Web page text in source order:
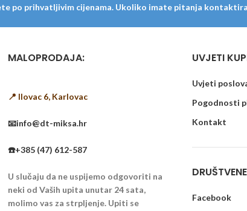
po prihvatljivim cijenama. Ukoliko imate pitanja
MALOPRODAJA:
📍 Ilovac 6, Karlovac
📧info@dt-miksa.hr
☎️+385 (47) 612-587
U slučaju da ne uspijemo odgovoriti na
neki od Vaših upita unutar 24 sata,
molimo vas za strpljenje. Upiti se
UVJETI
Uvjeti
Pogodnosti
Kontakt
Facebook